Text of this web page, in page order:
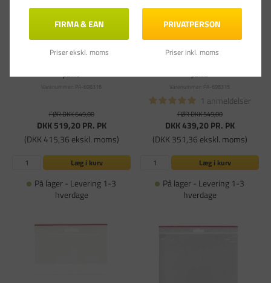
Lynlåsposer GRIPPIE T-40 uden skrivefelt
pakke
Varenummer: PA-698316
FØR DKK 649,00
DKK 519,20PR. PK
(DKK 415,36 ekskl. moms)
Læg i kurv
På lager - Levering 1-3
hverdage
Lynlåsposer GRIPPIE uden skrivefelt 175
pakke
Varenummer: PA-698315
1 anmeldelser
FØR DKK 549,00
DKK 439,20PR. PK
(DKK 351,36 ekskl. moms)
Læg i kurv
På lager - Levering 1-3
hverdage
FIRMA & EAN
Priser ekskl. moms
PRIVATPERSON
Priser inkl. moms